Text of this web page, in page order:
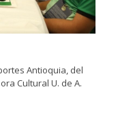
Antioquia, del
Cultural U. de A.